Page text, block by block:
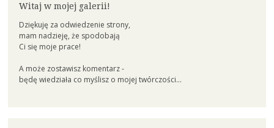
Witaj w mojej galerii!
Dziękuję za odwiedzenie strony,
mam nadzieję, że spodobają
Ci się moje prace!
A może zostawisz komentarz -
będę wiedziała co myślisz o mojej twórczości...